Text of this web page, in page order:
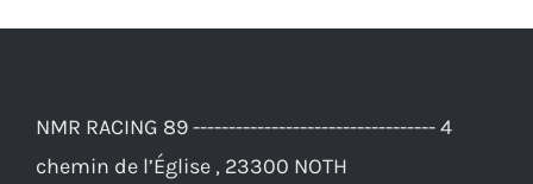
NMR RACING 89 ---------------------------------- 4
chemin de l’Église , 23300 NOTH